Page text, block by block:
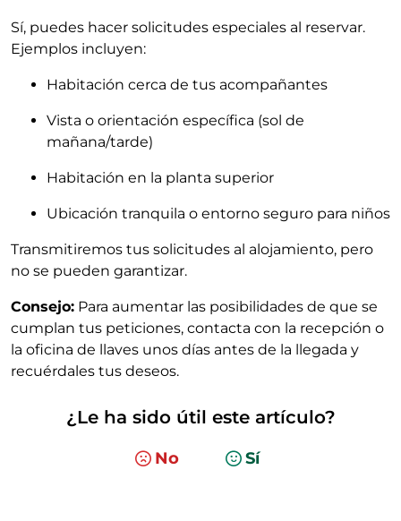
Sí, puedes hacer solicitudes especiales al reservar.
Ejemplos incluyen:
Habitación cerca de tus acompañantes
Vista o orientación específica (sol de
mañana/tarde)
Habitación en la planta superior
Ubicación tranquila o entorno seguro para niños
Transmitiremos tus solicitudes al alojamiento, pero
no se pueden garantizar.
Consejo: Para aumentar las posibilidades de que se
cumplan tus peticiones, contacta con la recepción o
la oficina de llaves unos días antes de la llegada y
recuérdales tus deseos.
¿Le ha sido útil este artículo?
No Sí